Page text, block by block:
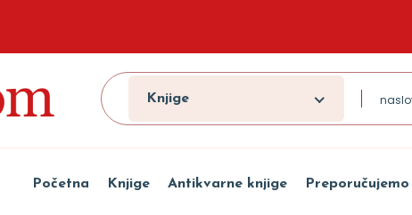
Knjige
Početna Knjige Antikvarne knjige Preporučujemo